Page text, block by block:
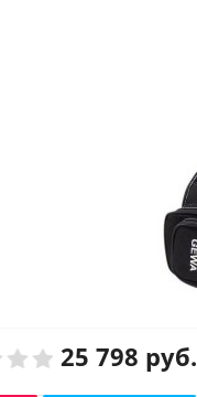
25 798 руб.